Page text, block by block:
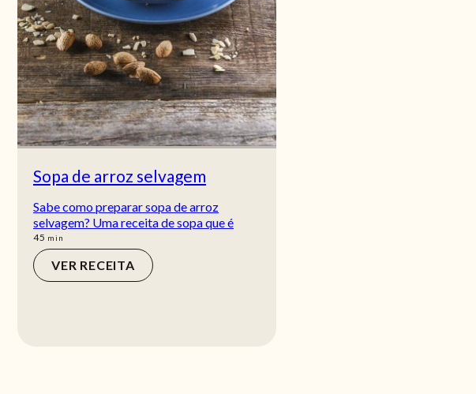
Sopa de arroz selvagem
Sabe como preparar sopa de arroz
selvagem? Uma receita de sopa que é
45 min
min
VER RECEITA